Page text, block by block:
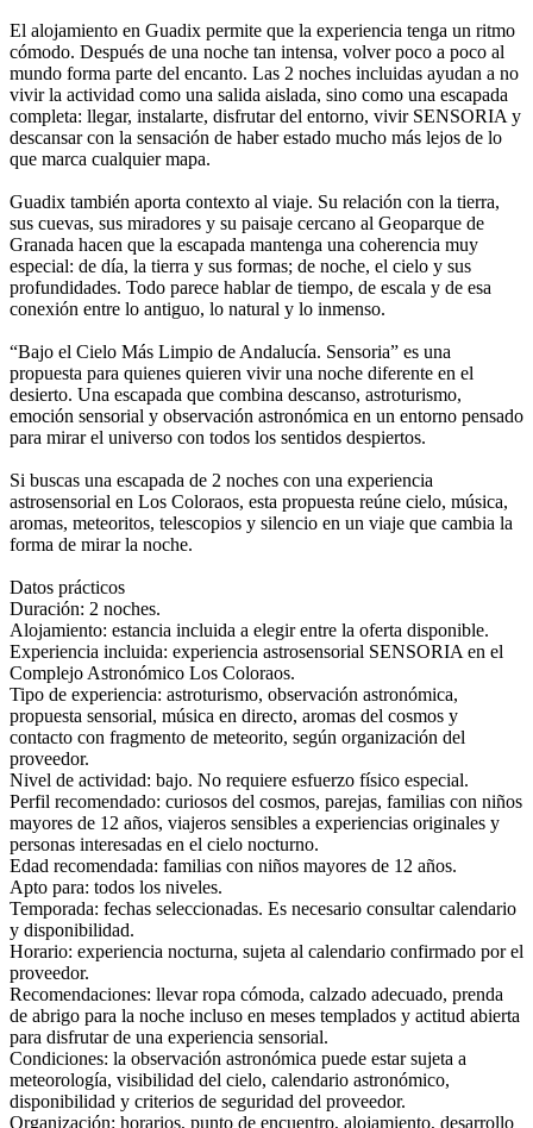
El alojamiento en Guadix permite que la experiencia tenga un ritmo
cómodo. Después de una noche tan intensa, volver poco a poco al
mundo forma parte del encanto. Las 2 noches incluidas ayudan a no
vivir la actividad como una salida aislada, sino como una escapada
completa: llegar, instalarte, disfrutar del entorno, vivir SENSORIA y
descansar con la sensación de haber estado mucho más lejos de lo
que marca cualquier mapa.
Guadix también aporta contexto al viaje. Su relación con la tierra,
sus cuevas, sus miradores y su paisaje cercano al Geoparque de
Granada hacen que la escapada mantenga una coherencia muy
especial: de día, la tierra y sus formas; de noche, el cielo y sus
profundidades. Todo parece hablar de tiempo, de escala y de esa
conexión entre lo antiguo, lo natural y lo inmenso.
“Bajo el Cielo Más Limpio de Andalucía. Sensoria” es una
propuesta para quienes quieren vivir una noche diferente en el
desierto. Una escapada que combina descanso, astroturismo,
emoción sensorial y observación astronómica en un entorno pensado
para mirar el universo con todos los sentidos despiertos.
Si buscas una escapada de 2 noches con una experiencia
astrosensorial en Los Coloraos, esta propuesta reúne cielo, música,
aromas, meteoritos, telescopios y silencio en un viaje que cambia la
forma de mirar la noche.
Datos prácticos
Duración: 2 noches.
Alojamiento: estancia incluida a elegir entre la oferta disponible.
Experiencia incluida: experiencia astrosensorial SENSORIA en el
Complejo Astronómico Los Coloraos.
Tipo de experiencia: astroturismo, observación astronómica,
propuesta sensorial, música en directo, aromas del cosmos y
contacto con fragmento de meteorito, según organización del
proveedor.
Nivel de actividad: bajo. No requiere esfuerzo físico especial.
Perfil recomendado: curiosos del cosmos, parejas, familias con niños
mayores de 12 años, viajeros sensibles a experiencias originales y
personas interesadas en el cielo nocturno.
Edad recomendada: familias con niños mayores de 12 años.
Apto para: todos los niveles.
Temporada: fechas seleccionadas. Es necesario consultar calendario
y disponibilidad.
Horario: experiencia nocturna, sujeta al calendario confirmado por el
proveedor.
Recomendaciones: llevar ropa cómoda, calzado adecuado, prenda
de abrigo para la noche incluso en meses templados y actitud abierta
para disfrutar de una experiencia sensorial.
Condiciones: la observación astronómica puede estar sujeta a
meteorología, visibilidad del cielo, calendario astronómico,
disponibilidad y criterios de seguridad del proveedor.
Organización: horarios, punto de encuentro, alojamiento, desarrollo